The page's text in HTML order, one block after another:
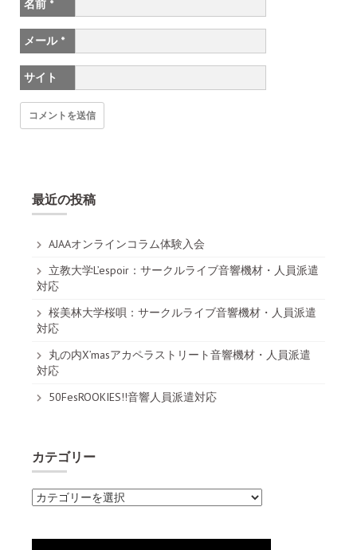
名前 *
メール *
サイト
最近の投稿
AJAAオンラインコラム体験入会
立教大学L’espoir：サークルライブ音響機材・人員派遣
対応
桜美林大学桜唄：サークルライブ音響機材・人員派遣
対応
丸の内X’masアカペラストリート音響機材・人員派遣
対応
50FesROOKIES!!音響人員派遣対応
カテゴリー
カ